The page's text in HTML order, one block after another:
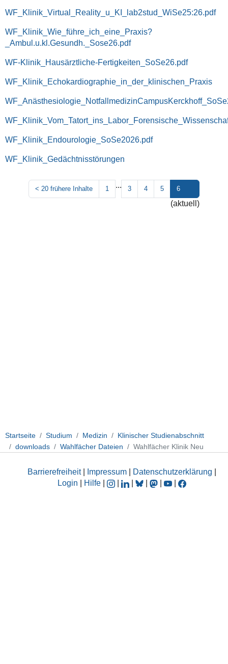
WF_Klinik_Virtual_Reality_u_KI_lab2stud_WiSe25:26.pdf
WF_Klinik_Wie_führe_ich_eine_Praxis?
_Ambul.u.kl.Gesundh._Sose26.pdf
WF-Klinik_Hausärztliche-Fertigkeiten_SoSe26.pdf
WF_Klinik_Echokardiographie_in_der_klinischen_Praxis
WF_Klinik_Endourologie_SoSe2026.pdf
WF_Klinik_Gedächtnisstörungen
< 20 frühere Inhalte 1 ... 3 4 5 6
(aktuell)
Startseite Studium Medizin
Klinischer Studienabschnitt
downloads
Wahlfächer Dateien Wahlfächer Klinik Neu
Barrierefreiheit| Impressum Datenschutzerklärung
Login
Hilfe